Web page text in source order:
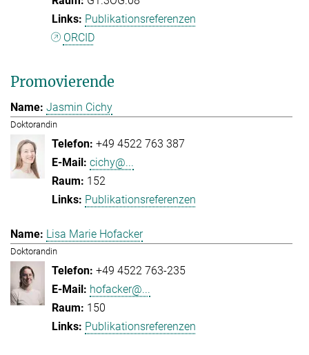
Publikationsreferenzen
ORCID
Promovierende
Jasmin Cichy
Doktorandin
+49 4522 763 387
cichy@...
152
Publikationsreferenzen
Lisa Marie Hofacker
Doktorandin
+49 4522 763-235
hofacker@...
150
Publikationsreferenzen